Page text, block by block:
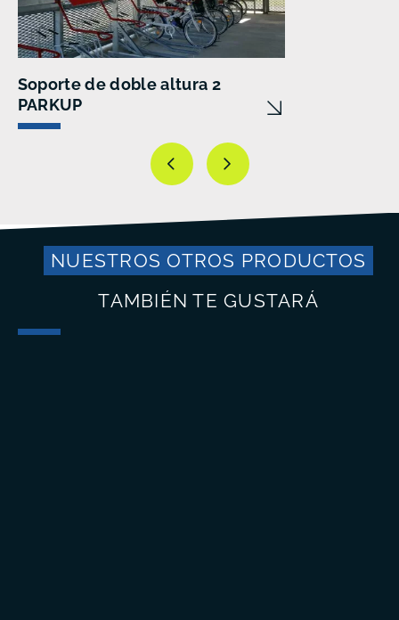
Soporte de doble altura 2
PARKUP
NUESTROS OTROS PRODUCTOS
TAMBIÉN TE GUSTARÁ